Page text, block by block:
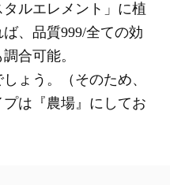
ルエレメント」に植
、品質999/全ての効
合可能。
ょう。（そのため、
は『農場』にしてお